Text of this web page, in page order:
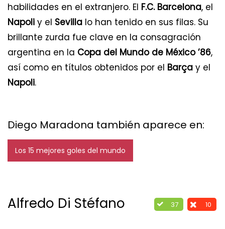
habilidades en el extranjero. El F.C. Barcelona, el
Napoli y el Sevilla lo han tenido en sus filas. Su
brillante zurda fue clave en la consagración
argentina en la Copa del Mundo de México ’86,
así como en títulos obtenidos por el Barça y el
Napoli.
Diego Maradona también aparece en:
Los 15 mejores goles del mundo
37 10
Alfredo Di Stéfano